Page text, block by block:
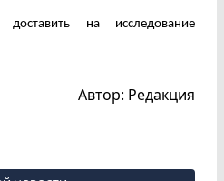
на исследование
Автор: Редакция